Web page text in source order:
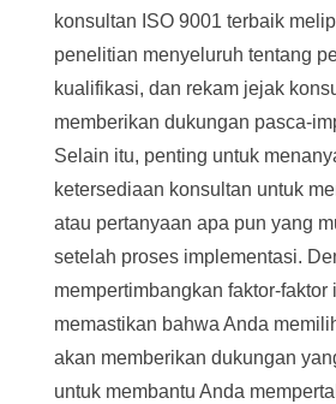
konsultan ISO 9001 terbaik
penelitian menyeluruh tentang
kualifikasi, dan rekam jejak
memberikan dukungan pasca-
Selain itu, penting untuk
ketersediaan konsultan untuk
atau pertanyaan apa pun yang
setelah proses implementasi.
mempertimbangkan faktor-faktor
memastikan bahwa Anda
akan memberikan dukungan
untuk membantu Anda